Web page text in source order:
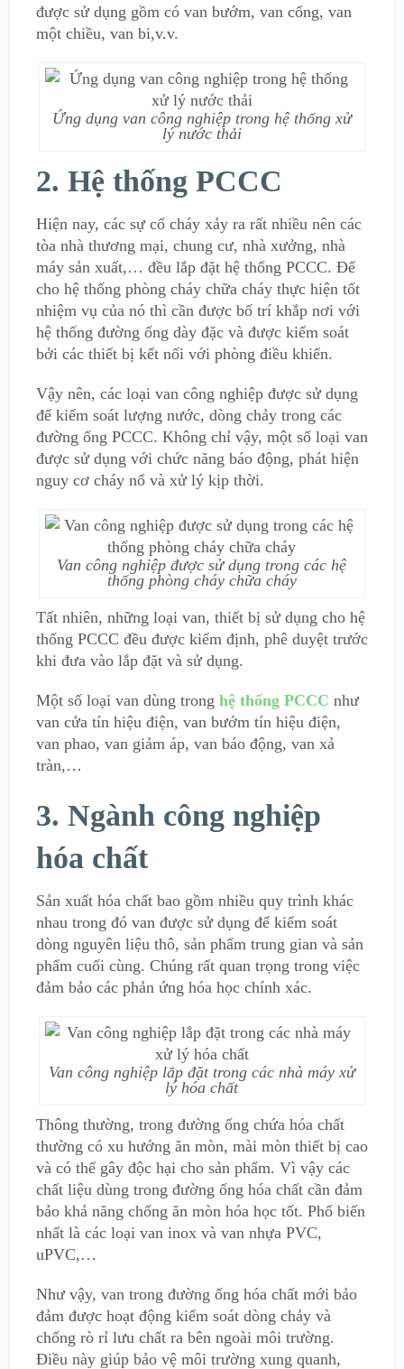
được sử dụng gồm có van bướm, van cổng, van
một chiều, van bi,v.v.
Ứng dụng van công nghiệp trong hệ thống xử
lý nước thải
2. Hệ thống PCCC
Hiện nay, các sự cố cháy xảy ra rất nhiều nên các
tòa nhà thương mại, chung cư, nhà xưởng, nhà
máy sản xuất,… đều lắp đặt hệ thống PCCC. Để
cho hệ thống phòng cháy chữa cháy thực hiện tốt
nhiệm vụ của nó thì cần được bố trí khắp nơi với
hệ thống đường ống dày đặc và được kiểm soát
bởi các thiết bị kết nối với phòng điều khiển.
Vậy nên, các loại van công nghiệp được sử dụng
để kiểm soát lượng nước, dòng chảy trong các
đường ống PCCC. Không chỉ vậy, một số loại van
được sử dụng với chức năng báo động, phát hiện
nguy cơ cháy nổ và xử lý kịp thời.
Van công nghiệp được sử dụng trong các hệ
thống phòng cháy chữa cháy
Tất nhiên, những loại van, thiết bị sử dụng cho hệ
thống PCCC đều được kiểm định, phê duyệt trước
khi đưa vào lắp đặt và sử dụng.
Một số loại van dùng trong hệ thống PCCC như
van cửa tín hiệu điện, van bướm tín hiệu điện,
van phao, van giảm áp, van báo động, van xả
tràn,…
3. Ngành công nghiệp
hóa chất
Sản xuất hóa chất bao gồm nhiều quy trình khác
nhau trong đó van được sử dụng để kiểm soát
dòng nguyên liệu thô, sản phẩm trung gian và sản
phẩm cuối cùng. Chúng rất quan trọng trong việc
đảm bảo các phản ứng hóa học chính xác.
Van công nghiệp lắp đặt trong các nhà máy xử
lý hóa chất
Thông thường, trong đường ống chứa hóa chất
thường có xu hướng ăn mòn, mài mòn thiết bị cao
và có thể gây độc hại cho sản phẩm. Vì vậy các
chất liệu dùng trong đường ống hóa chất cần đảm
bảo khả năng chống ăn mòn hóa học tốt. Phổ biến
nhất là các loại van inox và van nhựa PVC,
uPVC,…
Như vậy, van trong đường ống hóa chất mới bảo
đảm được hoạt động kiểm soát dòng chảy và
chống rò rỉ lưu chất ra bên ngoài môi trường.
Điều này giúp bảo vệ môi trường xung quanh,